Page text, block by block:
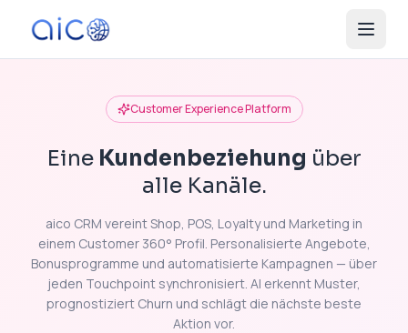
Customer Experience Platform
Eine Kundenbeziehung über
alle Kanäle.
aico CRM vereint Shop, POS, Loyalty und Marketing in
einem Customer 360° Profil. Personalisierte Angebote,
Bonusprogramme und automatisierte Kampagnen — über
jeden Touchpoint synchronisiert. AI erkennt Muster,
prognostiziert Churn und schlägt die nächste beste
Aktion vor.